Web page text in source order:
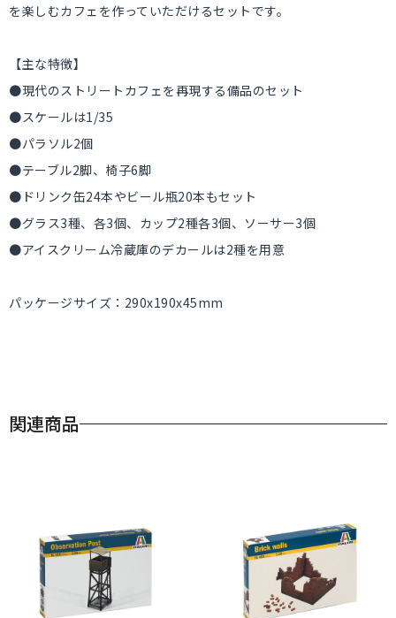
を楽しむカフェを作っていただけるセットです。
【主な特徴】
●現代のストリートカフェを再現する備品のセット
●スケールは1/35
●パラソル2個
●テーブル2脚、椅子6脚
●ドリンク缶24本やビール瓶20本もセット
●グラス3種、各3個、カップ2種各3個、ソーサー3個
●アイスクリーム冷蔵庫のデカールは2種を用意
パッケージサイズ：290x190x45mm
関連商品